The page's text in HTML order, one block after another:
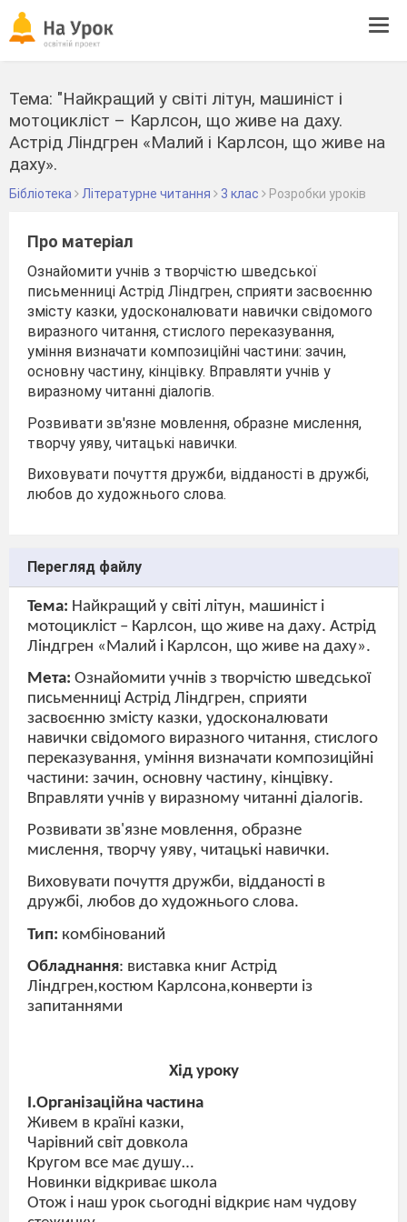
Тема: "Найкращий у світі літун, машиніст і
мотоцикліст – Карлсон, що живе на даху.
Астрід Ліндгрен «Малий і Карлсон, що живе на
даху».
Бібліотека Літературне читання 3 клас Розробки уроків
Про матеріал
Ознайомити учнів з творчістю шведської
письменниці Астрід Ліндгрен, сприяти засвоєнню
змісту казки, удосконалювати навички свідомого
виразного читання, стислого переказування,
уміння визначати композиційні частини: зачин,
основну частину, кінцівку. Вправляти учнів у
виразному читанні діалогів.
Розвивати зв'язне мовлення, образне мислення,
творчу уяву, читацькі навички.
Виховувати почуття дружби, відданості в дружбі,
любов до художнього слова.
Перегляд файлу
Тема: Найкращий у світі літун, машиніст і
мотоцикліст – Карлсон, що живе на даху. Астрід
Ліндгрен «Малий і Карлсон, що живе на даху».
Мета: Ознайомити учнів з творчістю шведської
письменниці Астрід Ліндгрен, сприяти
засвоєнню змісту казки, удосконалювати
навички свідомого виразного читання, стислого
переказування, уміння визначати композиційні
частини: зачин, основну частину, кінцівку.
Вправляти учнів у виразному читанні діалогів.
Розвивати зв'язне мовлення, образне
мислення, творчу уяву, читацькі навички.
Виховувати почуття дружби, відданості в
дружбі, любов до художнього слова.
Тип: комбінований
Обладнання: виставка книг Астрід
Ліндгрен,костюм Карлсона,конверти із
запитаннями
Хід уроку
I.Організаційна частина
Живем в країні казки,
Чарівний світ довкола
Кругом все має душу…
Новинки відкриває школа
Отож і наш урок сьогодні відкриє нам чудову